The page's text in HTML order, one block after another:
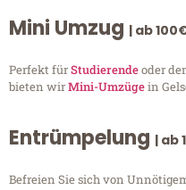
Mini Umzug | ab
Perfekt fürStudierendeoder
bieten wirMini-Umzügein
Entrümpelung | ab
Befreien Sie sich von